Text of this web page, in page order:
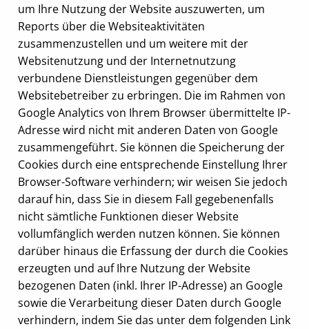
um Ihre Nutzung der Website auszuwerten, um
Reports über die Websiteaktivitäten
zusammenzustellen und um weitere mit der
Websitenutzung und der Internetnutzung
verbundene Dienstleistungen gegenüber dem
Websitebetreiber zu erbringen. Die im Rahmen von
Google Analytics von Ihrem Browser übermittelte IP-
Adresse wird nicht mit anderen Daten von Google
zusammengeführt. Sie können die Speicherung der
Cookies durch eine entsprechende Einstellung Ihrer
Browser-Software verhindern; wir weisen Sie jedoch
darauf hin, dass Sie in diesem Fall gegebenenfalls
nicht sämtliche Funktionen dieser Website
vollumfänglich werden nutzen können. Sie können
darüber hinaus die Erfassung der durch die Cookies
erzeugten und auf Ihre Nutzung der Website
bezogenen Daten (inkl. Ihrer IP-Adresse) an Google
sowie die Verarbeitung dieser Daten durch Google
verhindern, indem Sie das unter dem folgenden Link